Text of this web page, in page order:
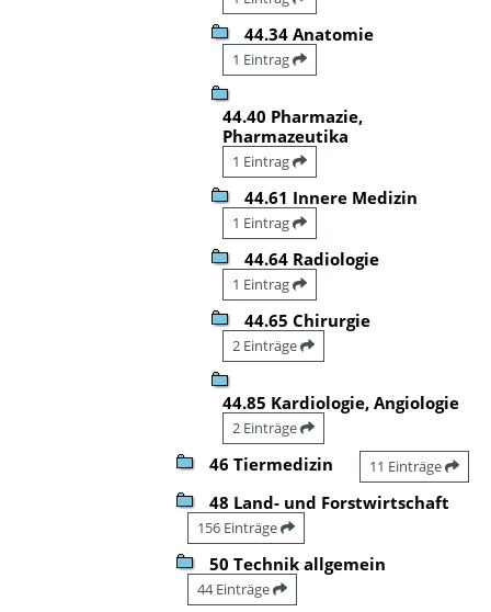
44.34 Anatomie
1 Eintrag
44.40 Pharmazie,
Pharmazeutika
1 Eintrag
44.61 Innere Medizin
1 Eintrag
44.64 Radiologie
1 Eintrag
44.65 Chirurgie
2 Einträge
44.85 Kardiologie, Angiologie
2 Einträge
46 Tiermedizin 11 Einträge
48 Land- und Forstwirtschaft
156 Einträge
50 Technik allgemein
44 Einträge